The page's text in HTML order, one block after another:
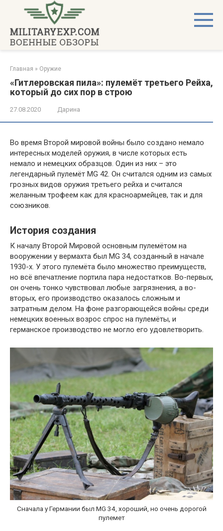
контенту
Главная » Оружие
«Гитлеровская пила»: пулемёт третьего Рейха,
который до сих пор в строю
27.08.2020 Дарина
Во время Второй мировой войны было создано немало
интересных моделей оружия, в числе которых есть
немало и немецких образцов. Один из них – это
легендарный пулемёт MG 42. Он считался одним из самых
грозных видов оружия третьего рейха и считался
желанным трофеем как для красноармейцев, так и для
союзников.
История создания
К началу Второй Мировой основным пулемётом на
вооружении у вермахта был MG 34, созданный в начале
1930-х. У этого пулемёта было множество преимуществ,
но всё впечатление портила пара недостатков. Во-первых,
он очень тонко чувствовал любые загрязнения, а во-
вторых, его производство оказалось сложным и
затратным делом. На фоне разгорающейся войны среди
немецких военных возрос спрос на пулемёты, и
германское производство не могло его удовлетворить.
Сначала у Германии был MG 34, хороший, но очень дорогой
пулемет